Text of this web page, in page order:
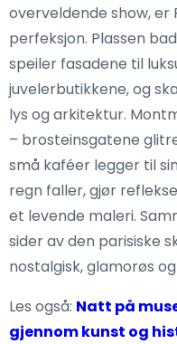
overveldende show, er
perfeksjon. Plassen
speiler fasadene til
juvelerbutikkene, og
lys og arkitektur.
– brosteinsgatene
små kaféer legger til
regn faller, gjør
et levende maleri.
sider av den parisiske
nostalgisk, glamorøs
Les også: Natt på
gjennom kunst og